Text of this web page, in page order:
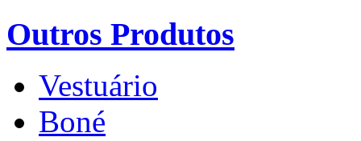
Outros Produtos
Vestuário
Boné